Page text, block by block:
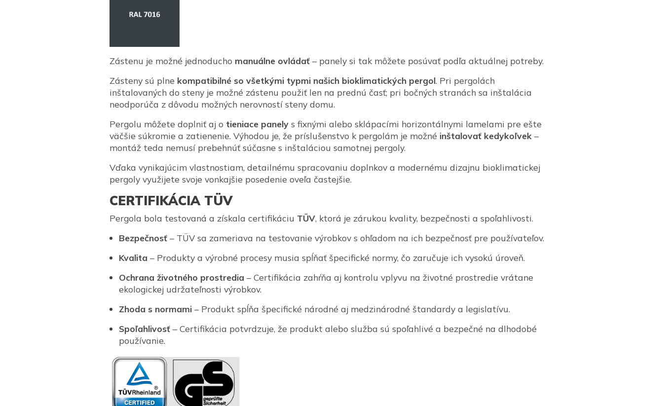
Zástenu je možné jednoducho manuálne ovládať – panely si tak môžete posúvať podľa aktuálnej potreby.
Zásteny sú plne kompatibilné so všetkými typmi našich bioklimatických pergol. Pri pergolách
inštalovaných do steny je možné zástenu použiť len na prednú časť; pri bočných stranách sa inštalácia
neodporúča z dôvodu možných nerovností steny domu.
Pergolu môžete doplniť aj o tieniace panely s fixnými alebo sklápacími horizontálnymi lamelami pre ešte
väčšie súkromie a zatienenie. Výhodou je, že príslušenstvo k pergolám je možné inštalovať kedykoľvek –
montáž teda nemusí prebehnúť súčasne s inštaláciou samotnej pergoly.
Vďaka vynikajúcim vlastnostiam, detailnému spracovaniu doplnkov a modernému dizajnu bioklimatickej
pergoly využijete svoje vonkajšie posedenie oveľa častejšie.
CERTIFIKÁCIA TÜV
Pergola bola testovaná a získala certifikáciu TÜV, ktorá je zárukou kvality, bezpečnosti a spoľahlivosti.
Bezpečnosť – TÜV sa zameriava na testovanie výrobkov s ohľadom na ich bezpečnosť pre používateľov.
Kvalita – Produkty a výrobné procesy musia spĺňať špecifické normy, čo zaručuje ich vysokú úroveň.
Ochrana životného prostredia – Certifikácia zahŕňa aj kontrolu vplyvu na životné prostredie vrátane
ekologickej udržateľnosti výrobkov.
Zhoda s normami – Produkt spĺňa špecifické národné aj medzinárodné štandardy a legislatívu.
Spoľahlivosť – Certifikácia potvrdzuje, že produkt alebo služba sú spoľahlivé a bezpečné na dlhodobé
používanie.